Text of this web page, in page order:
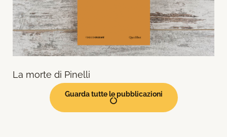
La morte di Pinelli
Guarda tutte le pubblicazioni